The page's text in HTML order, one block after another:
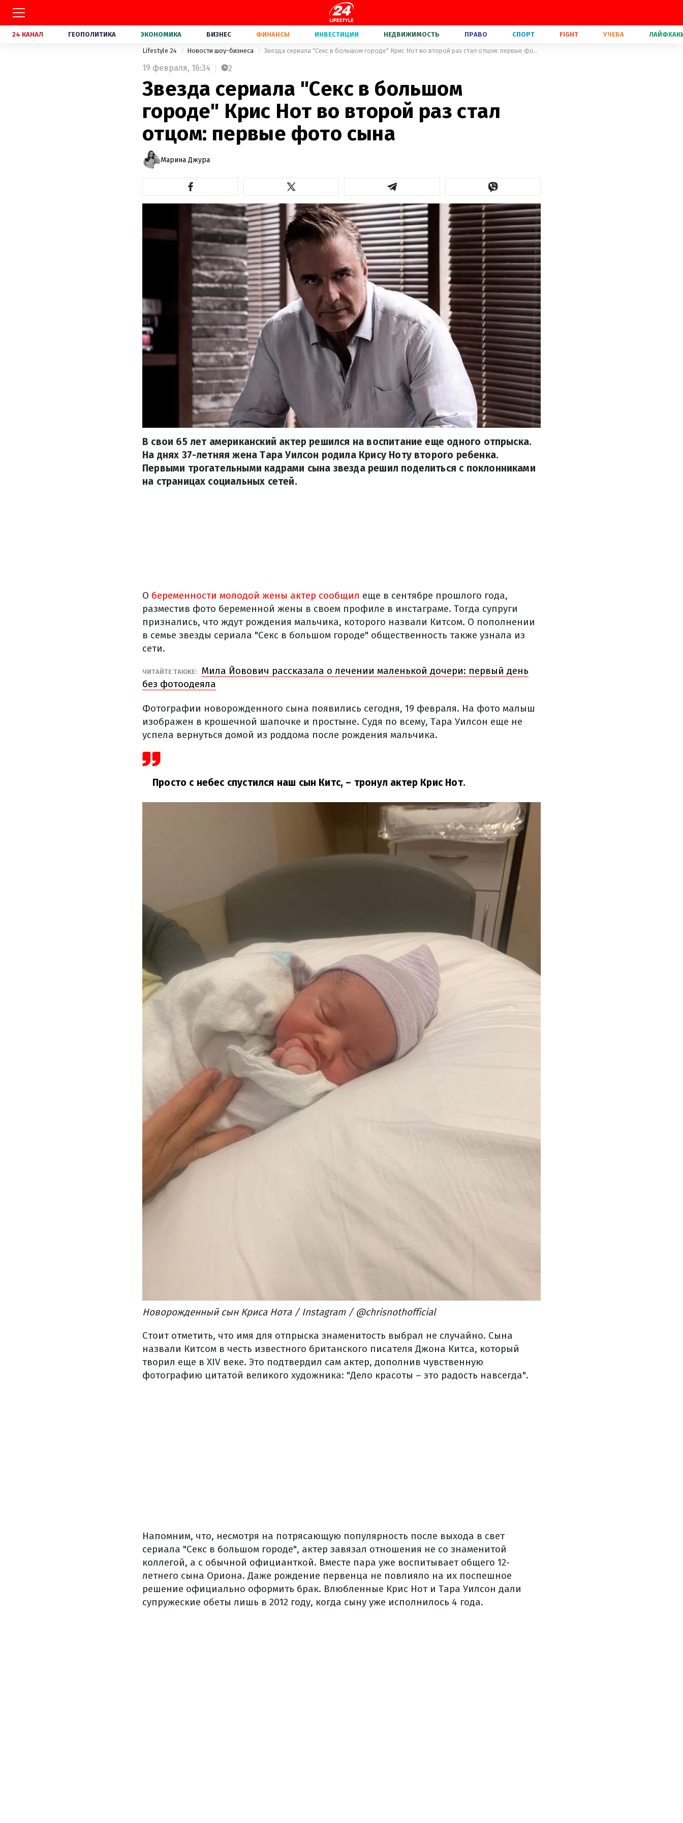
24 КАНАЛ ГЕОПОЛИТИКА ЭКОНОМИКА БИЗНЕС ФИНАНСЫ ИНВЕСТИЦИИ НЕДВИЖИМОСТЬ ПРАВО СПОРТ FIGHT УЧЕБА
Lifestyle 24 Новости шоу-бизнеса Звезда сериала "Секс в большом городе" Крис Нот во второй раз стал отцом: первые фото сына
19 февраля, 16:34 2
Звезда сериала "Секс в большом
городе" Крис Нот во второй раз стал
отцом: первые фото сына
Марина Джура
В свои 65 лет американский актер решился на воспитание еще одного отпрыска.
На днях 37-летняя жена Тара Уилсон родила Крису Ноту второго ребенка.
Первыми трогательными кадрами сына звезда решил поделиться с поклонниками
на страницах социальных сетей.
О беременности молодой жены актер сообщил еще в сентябре прошлого года,
разместив фото беременной жены в своем профиле в инстаграме. Тогда супруги
признались, что ждут рождения мальчика, которого назвали Китсом. О пополнении
в семье звезды сериала "Секс в большом городе" общественность также узнала из
сети.
ЧИТАЙТЕ ТАКЖЕ:
Мила Йовович рассказала о лечении маленькой дочери: первый день
без фотоодеяла
Фотографии новорожденного сына появились сегодня, 19 февраля. На фото малыш
изображен в крошечной шапочке и простыне. Судя по всему, Тара Уилсон еще не
успела вернуться домой из роддома после рождения мальчика.
Просто с небес спустился наш сын Китс, – тронул актер Крис Нот.
Новорожденный сын Криса Нота / Instagram / @chrisnothofficial
Стоит отметить, что имя для отпрыска знаменитость выбрал не случайно. Сына
назвали Китсом в честь известного британского писателя Джона Китса, который
творил еще в XIV веке. Это подтвердил сам актер, дополнив чувственную
фотографию цитатой великого художника: "Дело красоты – это радость навсегда".
Напомним, что, несмотря на потрясающую популярность после выхода в свет
сериала "Секс в большом городе", актер завязал отношения не со знаменитой
коллегой, а с обычной официанткой. Вместе пара уже воспитывает общего 12-
летнего сына Ориона. Даже рождение первенца не повлияло на их поспешное
решение официально оформить брак. Влюбленные Крис Нот и Тара Уилсон дали
супружеские обеты лишь в 2012 году, когда сыну уже исполнилось 4 года.